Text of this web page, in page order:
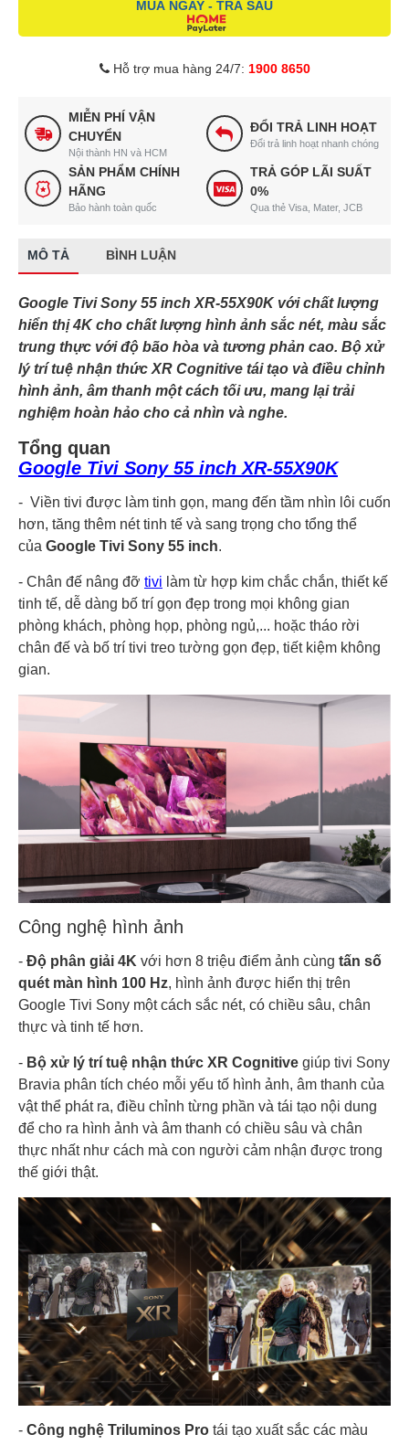
Chân đế bằng hợp kim có độ bền cao, dễ dàng bố trí giúp tiết kiệm
MUA NGAY - TRẢ SAU
Hỗ trợ mua hàng 24/7: 1900 8650
MIỄN PHÍ VẬN
CHUYỂN
Nội thành HN và HCM
ĐỔI TRẢ LINH HOẠT
Đổi trả linh hoạt nhanh chóng
SẢN PHẨM CHÍNH
HÃNG
Bảo hành toàn quốc
TRẢ GÓP LÃI SUẤT
0%
Qua thẻ Visa, Mater, JCB
MÔ TẢ BÌNH LUẬN
Google Tivi Sony 55 inch XR-55X90K với chất lượng
hiển thị 4K cho chất lượng hình ảnh sắc nét, màu sắc
trung thực với độ bão hòa và tương phản cao. Bộ xử
lý trí tuệ nhận thức XR Cognitive tái tạo và điều chỉnh
hình ảnh, âm thanh một cách tối ưu, mang lại trải
nghiệm hoàn hảo cho cả nhìn và nghe.
Tổng quan
Google Tivi Sony 55 inch XR-55X90K
- Viền tivi được làm tinh gọn, mang đến tầm nhìn lôi cuốn
hơn, tăng thêm nét tinh tế và sang trọng cho tổng thể
của Google Tivi Sony 55 inch.
- Chân đế nâng đỡ tivi làm từ hợp kim chắc chắn, thiết kế
tinh tế, dễ dàng bố trí gọn đẹp trong mọi không gian
phòng khách, phòng họp, phòng ngủ,... hoặc tháo rời
chân đế và bố trí tivi treo tường gọn đẹp, tiết kiệm không
gian.
Công nghệ hình ảnh
- Độ phân giải 4K với hơn 8 triệu điểm ảnh cùng tấn số
quét màn hình 100 Hz, hình ảnh được hiển thị trên
Google Tivi Sony một cách sắc nét, có chiều sâu, chân
thực và tinh tế hơn.
- Bộ xử lý trí tuệ nhận thức XR Cognitive giúp tivi Sony
Bravia phân tích chéo mỗi yếu tố hình ảnh, âm thanh của
vật thể phát ra, điều chỉnh từng phần và tái tạo nội dung
để cho ra hình ảnh và âm thanh có chiều sâu và chân
thực nhất như cách mà con người cảm nhận được trong
thế giới thật.
- Công nghệ Triluminos Pro tái tạo xuất sắc các màu